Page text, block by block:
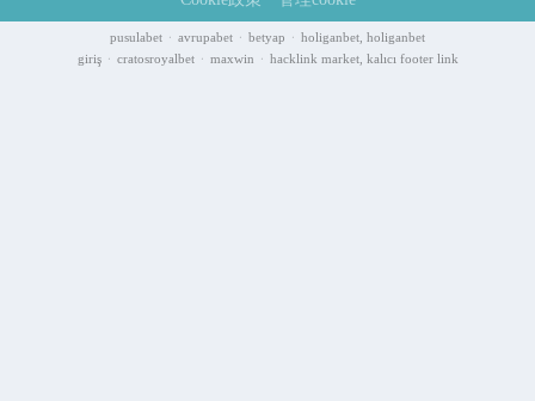
pusulabet · avrupabet · betyap · holiganbet, holiganbet
giriş · cratosroyalbet · maxwin · hacklink market, kalıcı footer link